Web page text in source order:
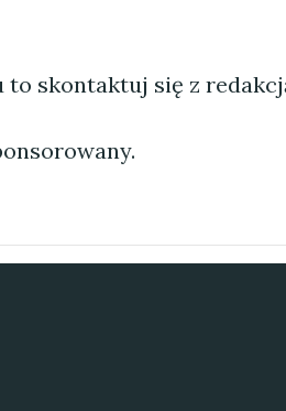
to skontaktuj się z